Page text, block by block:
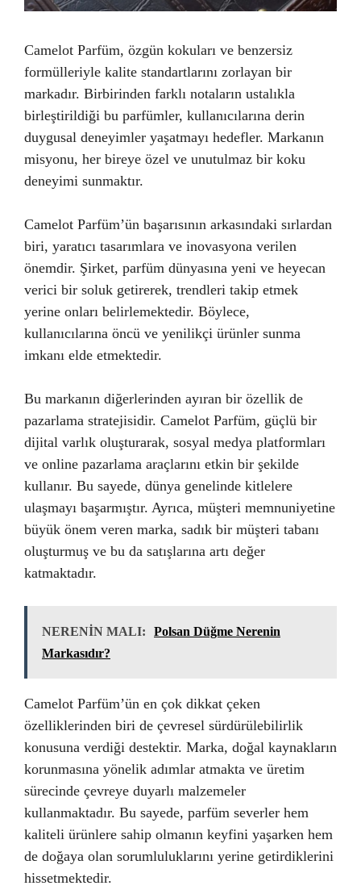
Camelot Parfüm, özgün kokuları ve benzersiz
formülleriyle kalite standartlarını zorlayan bir
markadır. Birbirinden farklı notaların ustalıkla
birleştirildiği bu parfümler, kullanıcılarına derin
duygusal deneyimler yaşatmayı hedefler. Markanın
misyonu, her bireye özel ve unutulmaz bir koku
deneyimi sunmaktır.
Camelot Parfüm’ün başarısının arkasındaki sırlardan
biri, yaratıcı tasarımlara ve inovasyona verilen
önemdir. Şirket, parfüm dünyasına yeni ve heyecan
verici bir soluk getirerek, trendleri takip etmek
yerine onları belirlemektedir. Böylece,
kullanıcılarına öncü ve yenilikçi ürünler sunma
imkanı elde etmektedir.
Bu markanın diğerlerinden ayıran bir özellik de
pazarlama stratejisidir. Camelot Parfüm, güçlü bir
dijital varlık oluşturarak, sosyal medya platformları
ve online pazarlama araçlarını etkin bir şekilde
kullanır. Bu sayede, dünya genelinde kitlelere
ulaşmayı başarmıştır. Ayrıca, müşteri memnuniyetine
büyük önem veren marka, sadık bir müşteri tabanı
oluşturmuş ve bu da satışlarına artı değer
katmaktadır.
NERENİN MALI:
Polsan Düğme Nerenin
Markasıdır?
Camelot Parfüm’ün en çok dikkat çeken
özelliklerinden biri de çevresel sürdürülebilirlik
konusuna verdiği destektir. Marka, doğal kaynakların
korunmasına yönelik adımlar atmakta ve üretim
sürecinde çevreye duyarlı malzemeler
kullanmaktadır. Bu sayede, parfüm severler hem
kaliteli ürünlere sahip olmanın keyfini yaşarken hem
de doğaya olan sorumluluklarını yerine getirdiklerini
hissetmektedir.